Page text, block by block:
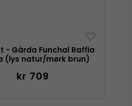
- Gårda Funchal Raffia
(lys natur/mørk brun)
kr 709